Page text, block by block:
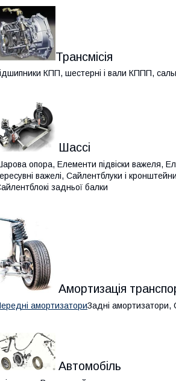
Трансмісія
КПП, шестерні і вали КППП,
Шассі
опора, Елементи підвіски важеля,
важелі, Сайлентблуки і
задньої балки
Амортизація
амортизаториЗадні
Автомобіль